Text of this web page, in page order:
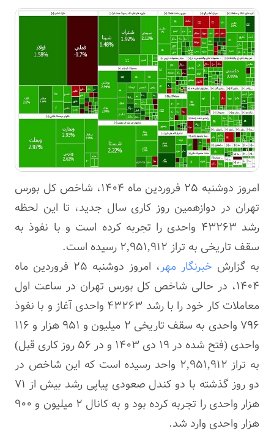
امروز دوشنبه ۲۵ فروردین ماه ۱۴۰۴، شاخص کل بورس
تهران در دوازهمین روز کاری سال جدید، تا این لحظه
رشد ۴۳۲۶۳ واحدی را تجربه کرده است و با نفوذ به
سقف تاریخی به تراز ۲,۹۵۱,۹۱۲ رسیده است.
به گزارش خبرنگار مهر
، امروز دوشنبه ۲۵ فروردین ماه
۱۴۰۴، در حالی شاخص کل بورس تهران در ساعت اول
معاملات کار خود را با رشد ۴۳۲۶۳ واحدی آغاز و با نفوذ
۷۹۶ واحدی به سقف تاریخی ۲ میلیون و ۹۵۱ هزار و ۱۱۶
واحدی (فتح شده در ۱۹ دی ۱۴۰۳ و در ۵۶ روز کاری قبل)
به تراز ۲,۹۵۱,۹۱۲ واحد رسیده است که این شاخص در
دو روز گذشته با دو کندل
صعودی پیاپی رشد بیش از ۷۱
هزار واحدی را تجربه کرده بود و به کانال ۲ میلیون و ۹۰۰
هزار واحدی وارد شد.